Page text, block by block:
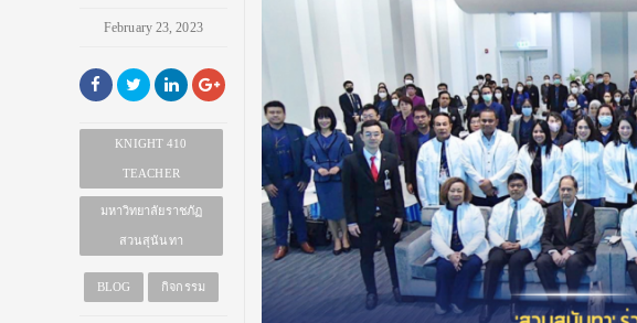
February 23, 2023
KNIGHT 410
TEACHER
มหาวิทยาลัยราชภัฏ
สวนสุนันทา
BLOG กิจกรรม